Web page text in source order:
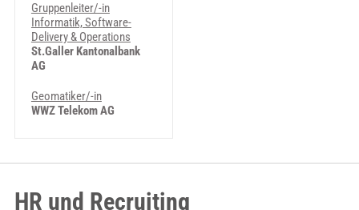
Gruppenleiter/-in
Informatik, Software-
Delivery & Operations
St.Galler Kantonalbank
AG
Geomatiker/-in
WWZ Telekom AG
HR und Recruiting